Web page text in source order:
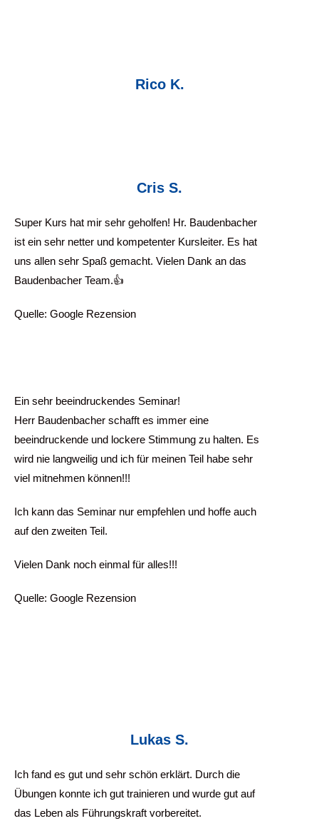
Rico K.
Cris S.
Super Kurs hat mir sehr geholfen! Hr. Baudenbacher
ist ein sehr netter und kompetenter Kursleiter. Es hat
uns allen sehr Spaß gemacht. Vielen Dank an das
Baudenbacher Team.👍
Quelle: Google Rezension
Ein sehr beeindruckendes Seminar!
Herr Baudenbacher schafft es immer eine
beeindruckende und lockere Stimmung zu halten. Es
wird nie langweilig und ich für meinen Teil habe sehr
viel mitnehmen können!!!
Ich kann das Seminar nur empfehlen und hoffe auch
auf den zweiten Teil.
Vielen Dank noch einmal für alles!!!
Quelle: Google Rezension
Lukas S.
Ich fand es gut und sehr schön erklärt. Durch die
Übungen konnte ich gut trainieren und wurde gut auf
das Leben als Führungskraft vorbereitet.